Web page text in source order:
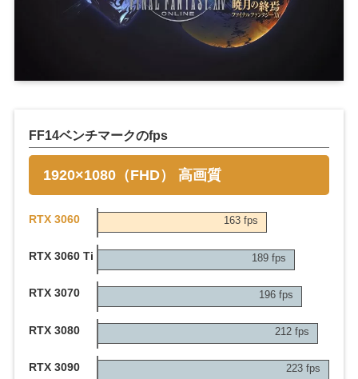
FF14ベンチマークのfps
1920×1080（FHD） 高画質
RTX 3060 163 fps
RTX 3060 Ti 189 fps
RTX 3070 196 fps
RTX 3080 212 fps
RTX 3090 223 fps